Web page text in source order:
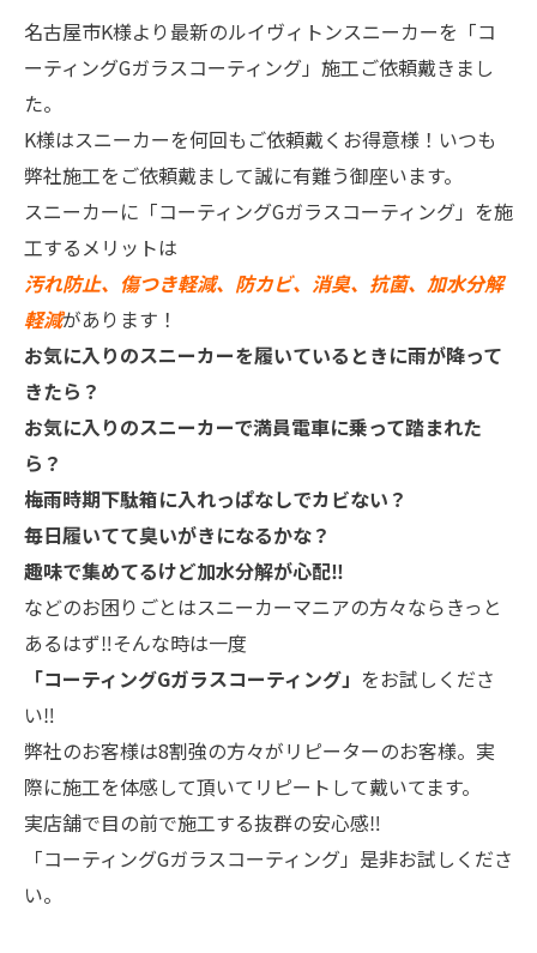
名古屋市K様より最新のルイヴィトンスニーカーを「コ
ーティングGガラスコーティング」施工ご依頼戴きまし
た。
K様はスニーカーを何回もご依頼戴くお得意様！いつも
弊社施工をご依頼戴まして誠に有難う御座います。
スニーカーに「コーティングGガラスコーティング」を施
工するメリットは
汚れ防止、傷つき軽減、防カビ、消臭、抗菌、加水分解
軽減があります！
お気に入りのスニーカーを履いているときに雨が降って
きたら？
お気に入りのスニーカーで満員電車に乗って踏まれた
ら？
梅雨時期下駄箱に入れっぱなしでカビない？
毎日履いてて臭いがきになるかな？
趣味で集めてるけど加水分解が心配‼
などのお困りごとはスニーカーマニアの方々ならきっと
あるはず‼そんな時は一度
「コーティングGガラスコーティング」 をお試しくださ
い‼
弊社のお客様は8割強の方々がリピーターのお客様。実
際に施工を体感して頂いてリピートして戴いてます。
実店舗で目の前で施工する抜群の安心感‼
「コーティングGガラスコーティング」是非お試しくださ
い。